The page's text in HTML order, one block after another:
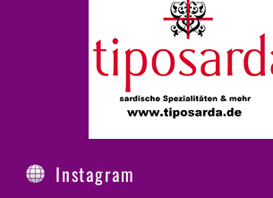
Instagram